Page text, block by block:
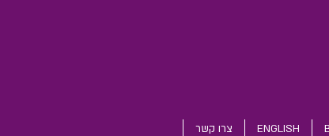
ENGLISH צרו קשר